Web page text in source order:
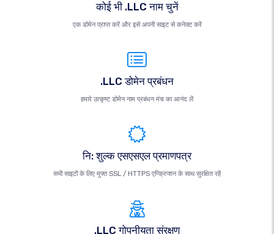
कोई भी .LLC नाम चुनें
एक डोमेन प्राप्त करें और इसे अपनी साइट से कनेक्ट करें
.LLC डोमेन प्रबंधन
हमारे उत्कृष्ट डोमेन नाम प्रबंधन मंच का आनंद लें
नि: शुल्क एसएसएल प्रमाणपत्र
सभी साइटों के लिए मुफ्त SSL / HTTPS एन्क्रिप्शन के साथ सुरक्षित रहें
.LLC गोपनीयता संरक्षण